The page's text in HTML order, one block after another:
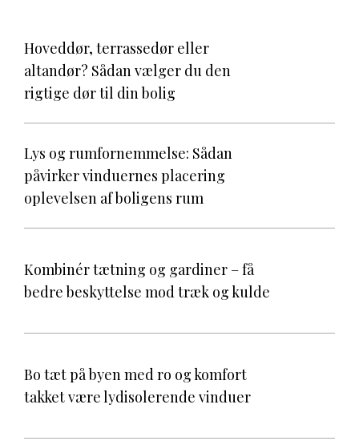
Hoveddør, terrassedør eller
altandør? Sådan vælger du den
rigtige dør til din bolig
Lys og rumfornemmelse: Sådan
påvirker vinduernes placering
oplevelsen af boligens rum
Kombinér tætning og gardiner – få
bedre beskyttelse mod træk og kulde
Bo tæt på byen med ro og komfort
takket være lydisolerende vinduer